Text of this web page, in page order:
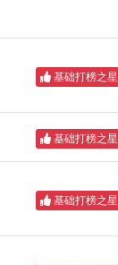
基础打榜之星
基础打榜之星
基础打榜之星